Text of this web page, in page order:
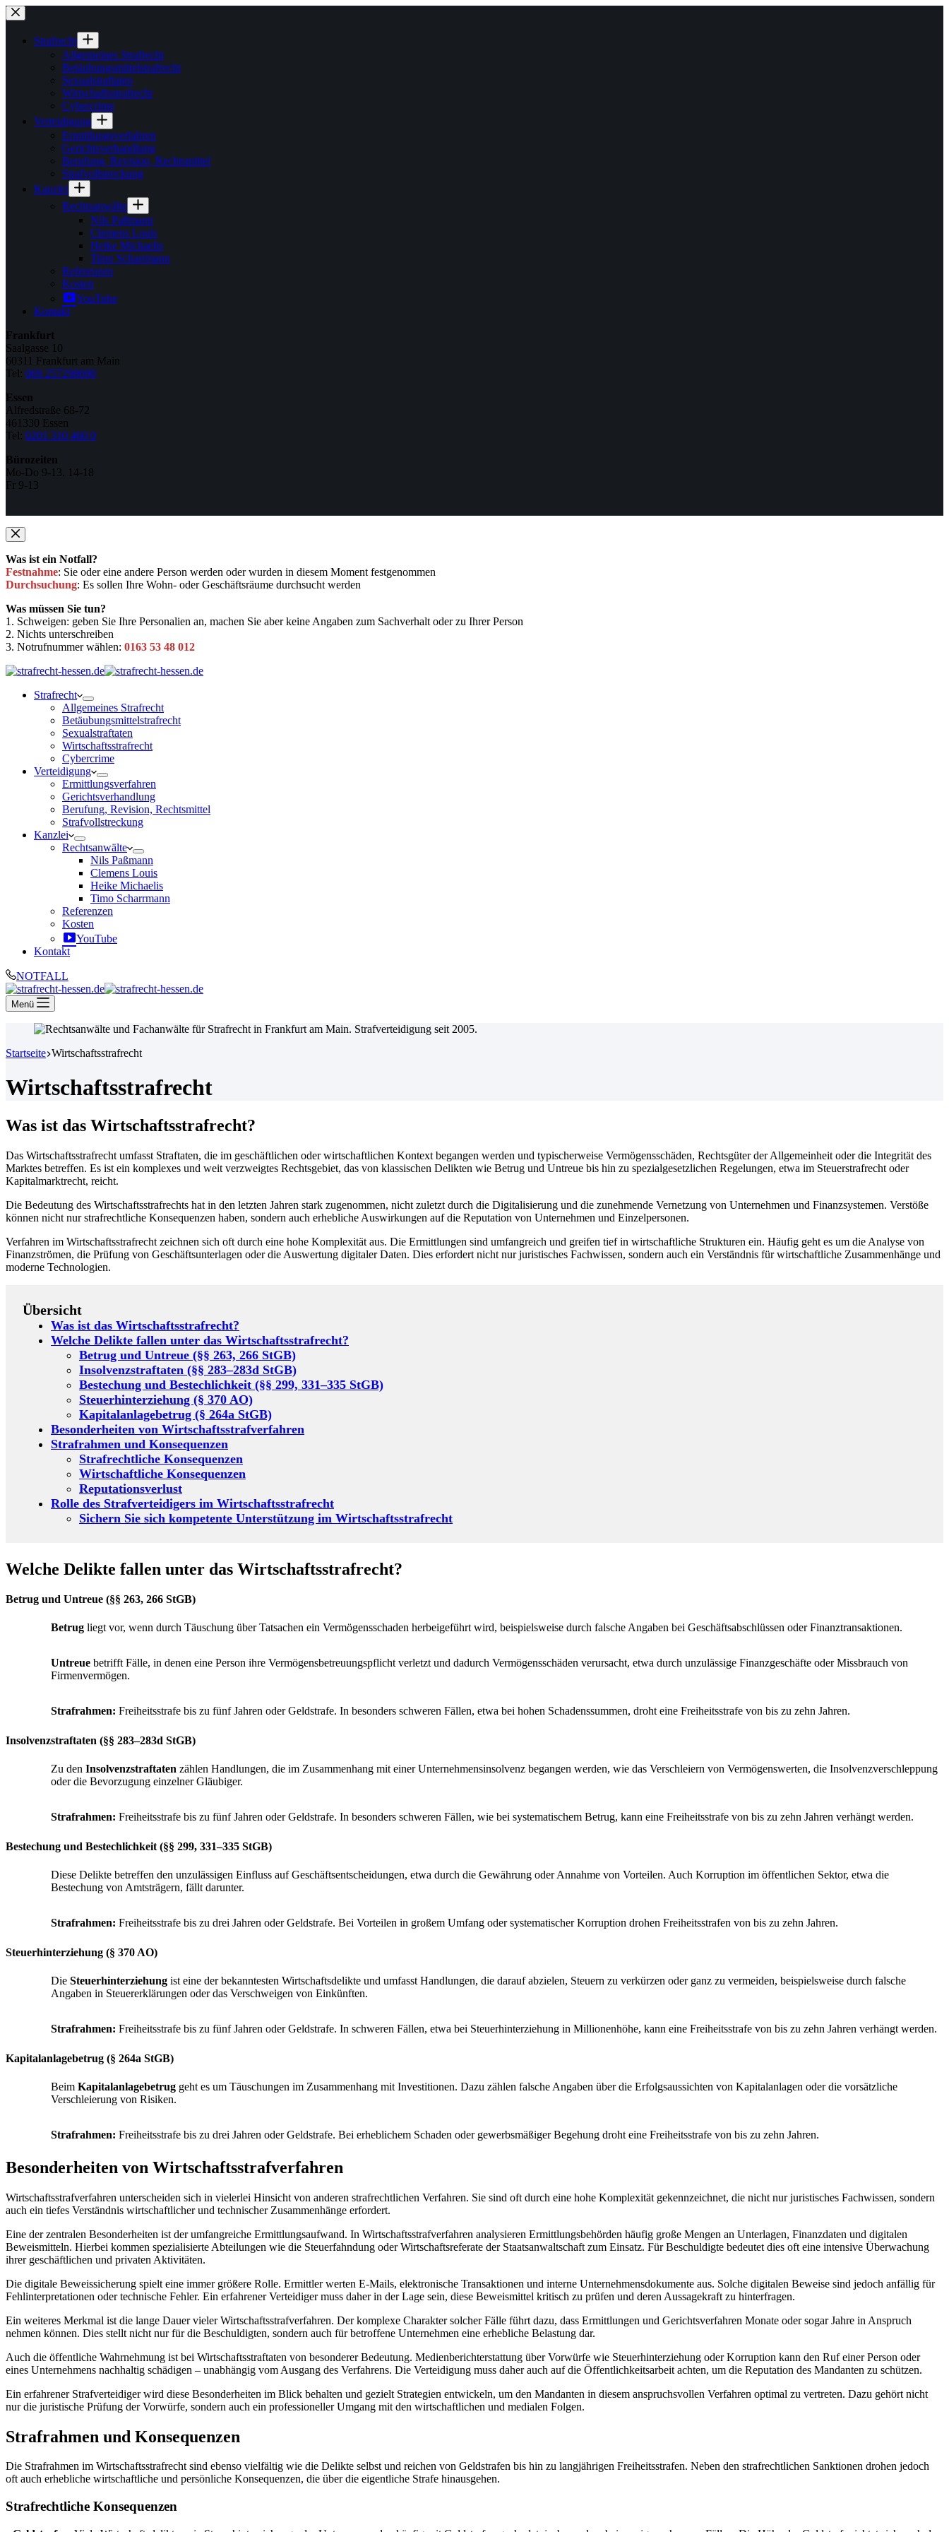
Zum
Inhalt
springenStrafrecht
Allgemeines Strafrecht
Betäubungsmittelstrafrecht
Sexualstraftaten
Wirtschaftsstrafrecht
Cybercrime
Verteidigung
Ermittlungsverfahren
Gerichtsverhandlung
Berufung, Revision, Rechtsmittel
Strafvollstreckung
Kanzlei
Rechtsanwälte
Nils Paßmann
Clemens Louis
Heike Michaelis
Timo Scharrmann
Referenzen
Kosten
YouTube
Kontakt
Frankfurt
Saalgasse 10
60311 Frankfurt am Main
Tel: 069 257298690
Essen
Alfredstraße 68-72
461330 Essen
Tel: 0201 310 460 0
Bürozeiten
Mo-Do 9-13. 14-18
Fr 9-13
Was ist ein Notfall?
Festnahme: Sie oder eine andere Person werden oder wurden in diesem Moment festgenommen
Durchsuchung: Es sollen Ihre Wohn- oder Geschäftsräume durchsucht werden
Was müssen Sie tun?
1. Schweigen: geben Sie Ihre Personalien an, machen Sie aber keine Angaben zum Sachverhalt oder zu Ihrer Person
2. Nichts unterschreiben
3. Notrufnummer wählen: 0163 53 48 012
Strafrecht
Allgemeines Strafrecht
Betäubungsmittelstrafrecht
Sexualstraftaten
Wirtschaftsstrafrecht
Cybercrime
Verteidigung
Ermittlungsverfahren
Gerichtsverhandlung
Berufung, Revision, Rechtsmittel
Strafvollstreckung
Kanzlei
Rechtsanwälte
Nils Paßmann
Clemens Louis
Heike Michaelis
Timo Scharrmann
Referenzen
Kosten
YouTube
Kontakt
NOTFALL
Menü
Startseite Wirtschaftsstrafrecht
Wirtschaftsstrafrecht
Was ist das Wirtschaftsstrafrecht?
Das Wirtschaftsstrafrecht umfasst Straftaten, die im geschäftlichen oder wirtschaftlichen Kontext begangen werden und typischerweise Vermögensschäden, Rechtsgüter der Allgemeinheit oder die Integrität des
Marktes betreffen. Es ist ein komplexes und weit verzweigtes Rechtsgebiet, das von klassischen Delikten wie Betrug und Untreue bis hin zu spezialgesetzlichen Regelungen, etwa im Steuerstrafrecht oder
Kapitalmarktrecht, reicht.
Die Bedeutung des Wirtschaftsstrafrechts hat in den letzten Jahren stark zugenommen, nicht zuletzt durch die Digitalisierung und die zunehmende Vernetzung von Unternehmen und Finanzsystemen. Verstöße
können nicht nur strafrechtliche Konsequenzen haben, sondern auch erhebliche Auswirkungen auf die Reputation von Unternehmen und Einzelpersonen.
Verfahren im Wirtschaftsstrafrecht zeichnen sich oft durch eine hohe Komplexität aus. Die Ermittlungen sind umfangreich und greifen tief in wirtschaftliche Strukturen ein. Häufig geht es um die Analyse von
Finanzströmen, die Prüfung von Geschäftsunterlagen oder die Auswertung digitaler Daten. Dies erfordert nicht nur juristisches Fachwissen, sondern auch ein Verständnis für wirtschaftliche Zusammenhänge und
moderne Technologien.
Übersicht
Was ist das Wirtschaftsstrafrecht?
Welche Delikte fallen unter das Wirtschaftsstrafrecht?
Betrug und Untreue (§§ 263, 266 StGB)
Insolvenzstraftaten (§§ 283–283d StGB)
Bestechung und Bestechlichkeit (§§ 299, 331–335 StGB)
Steuerhinterziehung (§ 370 AO)
Kapitalanlagebetrug (§ 264a StGB)
Besonderheiten von Wirtschaftsstrafverfahren
Strafrahmen und Konsequenzen
Strafrechtliche Konsequenzen
Wirtschaftliche Konsequenzen
Reputationsverlust
Rolle des Strafverteidigers im Wirtschaftsstrafrecht
Sichern Sie sich kompetente Unterstützung im Wirtschaftsstrafrecht
Welche Delikte fallen unter das Wirtschaftsstrafrecht?
Betrug und Untreue (§§ 263, 266 StGB)
Betrug liegt vor, wenn durch Täuschung über Tatsachen ein Vermögensschaden herbeigeführt wird, beispielsweise durch falsche Angaben bei Geschäftsabschlüssen oder Finanztransaktionen.
Untreue betrifft Fälle, in denen eine Person ihre Vermögensbetreuungspflicht verletzt und dadurch Vermögensschäden verursacht, etwa durch unzulässige Finanzgeschäfte oder Missbrauch von
Firmenvermögen.
Strafrahmen: Freiheitsstrafe bis zu fünf Jahren oder Geldstrafe. In besonders schweren Fällen, etwa bei hohen Schadenssummen, droht eine Freiheitsstrafe von bis zu zehn Jahren.
Insolvenzstraftaten (§§ 283–283d StGB)
Zu den Insolvenzstraftaten zählen Handlungen, die im Zusammenhang mit einer Unternehmensinsolvenz begangen werden, wie das Verschleiern von Vermögenswerten, die Insolvenzverschleppung
oder die Bevorzugung einzelner Gläubiger.
Strafrahmen: Freiheitsstrafe bis zu fünf Jahren oder Geldstrafe. In besonders schweren Fällen, wie bei systematischem Betrug, kann eine Freiheitsstrafe von bis zu zehn Jahren verhängt werden.
Bestechung und Bestechlichkeit (§§ 299, 331–335 StGB)
Diese Delikte betreffen den unzulässigen Einfluss auf Geschäftsentscheidungen, etwa durch die Gewährung oder Annahme von Vorteilen. Auch Korruption im öffentlichen Sektor, etwa die
Bestechung von Amtsträgern, fällt darunter.
Strafrahmen: Freiheitsstrafe bis zu drei Jahren oder Geldstrafe. Bei Vorteilen in großem Umfang oder systematischer Korruption drohen Freiheitsstrafen von bis zu zehn Jahren.
Steuerhinterziehung (§ 370 AO)
Die Steuerhinterziehung ist eine der bekanntesten Wirtschaftsdelikte und umfasst Handlungen, die darauf abzielen, Steuern zu verkürzen oder ganz zu vermeiden, beispielsweise durch falsche
Angaben in Steuererklärungen oder das Verschweigen von Einkünften.
Strafrahmen: Freiheitsstrafe bis zu fünf Jahren oder Geldstrafe. In schweren Fällen, etwa bei Steuerhinterziehung in Millionenhöhe, kann eine Freiheitsstrafe von bis zu zehn Jahren verhängt werden.
Kapitalanlagebetrug (§ 264a StGB)
Beim Kapitalanlagebetrug geht es um Täuschungen im Zusammenhang mit Investitionen. Dazu zählen falsche Angaben über die Erfolgsaussichten von Kapitalanlagen oder die vorsätzliche
Verschleierung von Risiken.
Strafrahmen: Freiheitsstrafe bis zu drei Jahren oder Geldstrafe. Bei erheblichem Schaden oder gewerbsmäßiger Begehung droht eine Freiheitsstrafe von bis zu zehn Jahren.
Besonderheiten von Wirtschaftsstrafverfahren
Wirtschaftsstrafverfahren unterscheiden sich in vielerlei Hinsicht von anderen strafrechtlichen Verfahren. Sie sind oft durch eine hohe Komplexität gekennzeichnet, die nicht nur juristisches Fachwissen, sondern
auch ein tiefes Verständnis wirtschaftlicher und technischer Zusammenhänge erfordert.
Eine der zentralen Besonderheiten ist der umfangreiche Ermittlungsaufwand. In Wirtschaftsstrafverfahren analysieren Ermittlungsbehörden häufig große Mengen an Unterlagen, Finanzdaten und digitalen
Beweismitteln. Hierbei kommen spezialisierte Abteilungen wie die Steuerfahndung oder Wirtschaftsreferate der Staatsanwaltschaft zum Einsatz. Für Beschuldigte bedeutet dies oft eine intensive Überwachung
ihrer geschäftlichen und privaten Aktivitäten.
Die digitale Beweissicherung spielt eine immer größere Rolle. Ermittler werten E-Mails, elektronische Transaktionen und interne Unternehmensdokumente aus. Solche digitalen Beweise sind jedoch anfällig für
Fehlinterpretationen oder technische Fehler. Ein erfahrener Verteidiger muss daher in der Lage sein, diese Beweismittel kritisch zu prüfen und deren Aussagekraft zu hinterfragen.
Ein weiteres Merkmal ist die lange Dauer vieler Wirtschaftsstrafverfahren. Der komplexe Charakter solcher Fälle führt dazu, dass Ermittlungen und Gerichtsverfahren Monate oder sogar Jahre in Anspruch
nehmen können. Dies stellt nicht nur für die Beschuldigten, sondern auch für betroffene Unternehmen eine erhebliche Belastung dar.
Auch die öffentliche Wahrnehmung ist bei Wirtschaftsstraftaten von besonderer Bedeutung. Medienberichterstattung über Vorwürfe wie Steuerhinterziehung oder Korruption kann den Ruf einer Person oder
eines Unternehmens nachhaltig schädigen – unabhängig vom Ausgang des Verfahrens. Die Verteidigung muss daher auch auf die Öffentlichkeitsarbeit achten, um die Reputation des Mandanten zu schützen.
Ein erfahrener Strafverteidiger wird diese Besonderheiten im Blick behalten und gezielt Strategien entwickeln, um den Mandanten in diesem anspruchsvollen Verfahren optimal zu vertreten. Dazu gehört nicht
nur die juristische Prüfung der Vorwürfe, sondern auch ein professioneller Umgang mit den wirtschaftlichen und medialen Folgen.
Strafrahmen und Konsequenzen
Die Strafrahmen im Wirtschaftsstrafrecht sind ebenso vielfältig wie die Delikte selbst und reichen von Geldstrafen bis hin zu langjährigen Freiheitsstrafen. Neben den strafrechtlichen Sanktionen drohen jedoch
oft auch erhebliche wirtschaftliche und persönliche Konsequenzen, die über die eigentliche Strafe hinausgehen.
Strafrechtliche Konsequenzen